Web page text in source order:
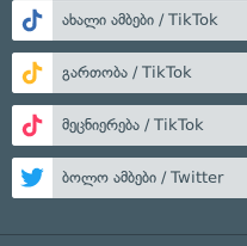
ახალი ამბები / TikTok
გართობა / TikTok
მეცნიერება / TikTok
ბოლო ამბები / Twitter